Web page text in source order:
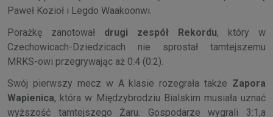
Paweł Kozioł i Legdo Waakoonwi.
Porażkę zanotował drugi zespół Rekordu, który w
Czechowicach-Dziedzicach nie sprostał tamtejszemu
MRKS-owi przegrywając aż 0:4 (0:2).
Swój pierwszy mecz w A klasie rozegrała także Zapora
Wapienica, która w Międzybrodziu Bialskim musiała uznać
wyższość tamtejszego Żaru. Gospodarze wygrali 3:1,a